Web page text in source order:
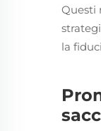
Questi
la